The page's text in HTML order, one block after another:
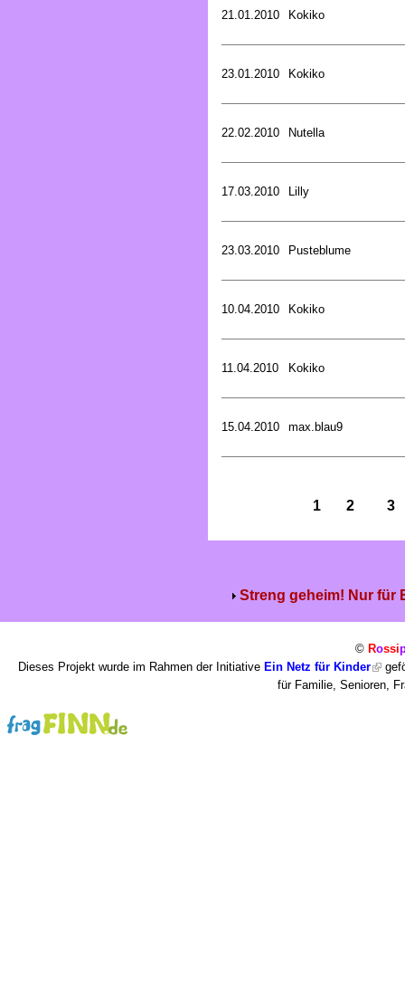
21.01.2010 Kokiko
23.01.2010 Kokiko
22.02.2010 Nutella
17.03.2010 Lilly
23.03.2010 Pusteblume
10.04.2010 Kokiko
11.04.2010 Kokiko
15.04.2010 max.blau9
1 2 3
Streng geheim! Nur für
© Rossi
Dieses Projekt wurde im Rahmen der Initiative Ein Netz für Kinder
für Familie, Senioren,